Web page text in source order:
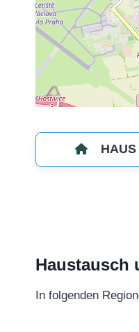
HAUS
Haustausch
In folgenden